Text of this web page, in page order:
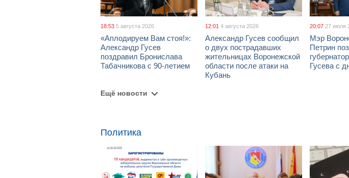
18:53 5 августа 2026
«Аплодируем Вам стоя!»:
Александр Гусев
поздравил Бронислава
Табачникова с 90-летием
12:01 4 августа 2026
Александр Гусев сообщил
о двух пострадавших
жительницах Воронежской
области после атаки на
Кубань
20:07 27 июля
Мэр
Петрин
Гусева с
Ещё новости
Политика